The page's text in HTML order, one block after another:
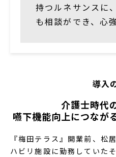
持つルネサンスに
も相談ができ、心
導入
介護士時代
嚥下機能向上につなが
『梅田テラス』開業前、松
ハビリ施設に勤務していたそ